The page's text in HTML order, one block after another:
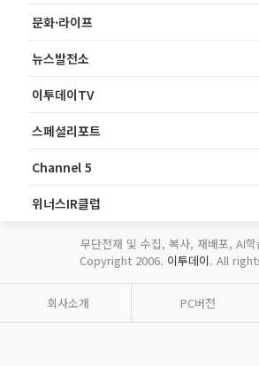
문화·라이프
뉴스발전소
이투데이TV
스페셜리포트
Channel 5
위너스IR클럽
무단전재 및 수집, 복사, 재배포, AI학
Copyright 2006. 이투데이. All
회사소개 PC버전